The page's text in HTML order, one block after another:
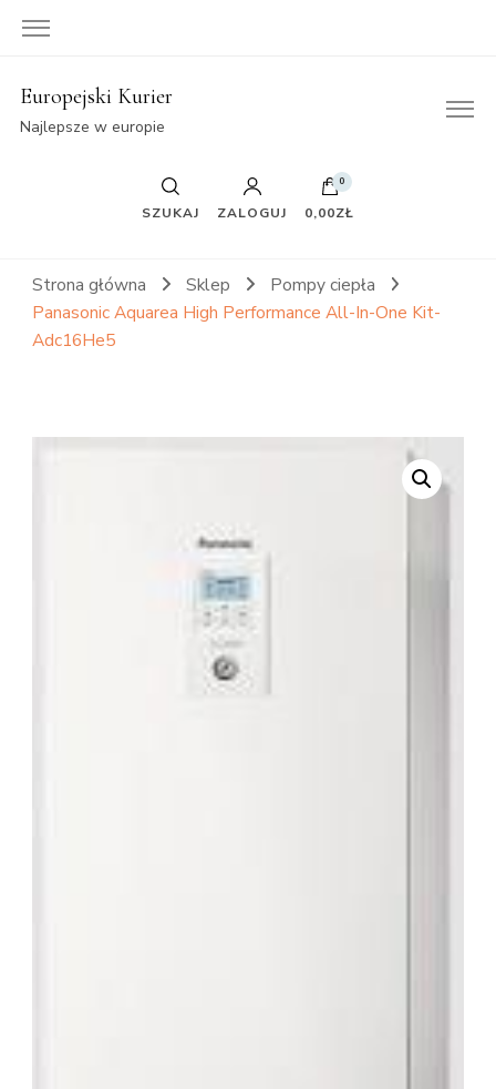
Europejski Kurier
Najlepsze w europie
SZUKAJ ZALOGUJ
0
0,00ZŁ
Strona główna Sklep
Pompy ciepła
Panasonic Aquarea High Performance All-In-One Kit-
Adc16He5